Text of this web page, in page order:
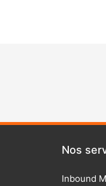
Nos
Inbound